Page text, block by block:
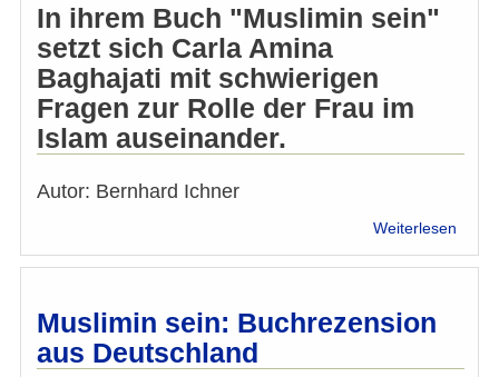
In ihrem Buch "Muslimin sein"
setzt sich Carla Amina
Baghajati mit schwierigen
Fragen zur Rolle der Frau im
Islam auseinander.
Autor: Bernhard Ichner
Weiterlesen
Muslimin sein: Buchrezension
aus Deutschland